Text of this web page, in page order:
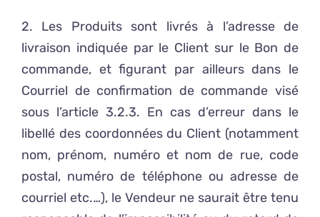
2. Les Produits sont livrés à l’adresse de
livraison indiquée par le Client sur le Bon de
commande, et figurant par ailleurs dans le
Courriel de confirmation de commande visé
sous l’article 3.2.3. En cas d’erreur dans le
libellé des coordonnées du Client (notamment
nom, prénom, numéro et nom de rue, code
postal, numéro de téléphone ou adresse de
courriel etc.…), le Vendeur ne saurait être tenu